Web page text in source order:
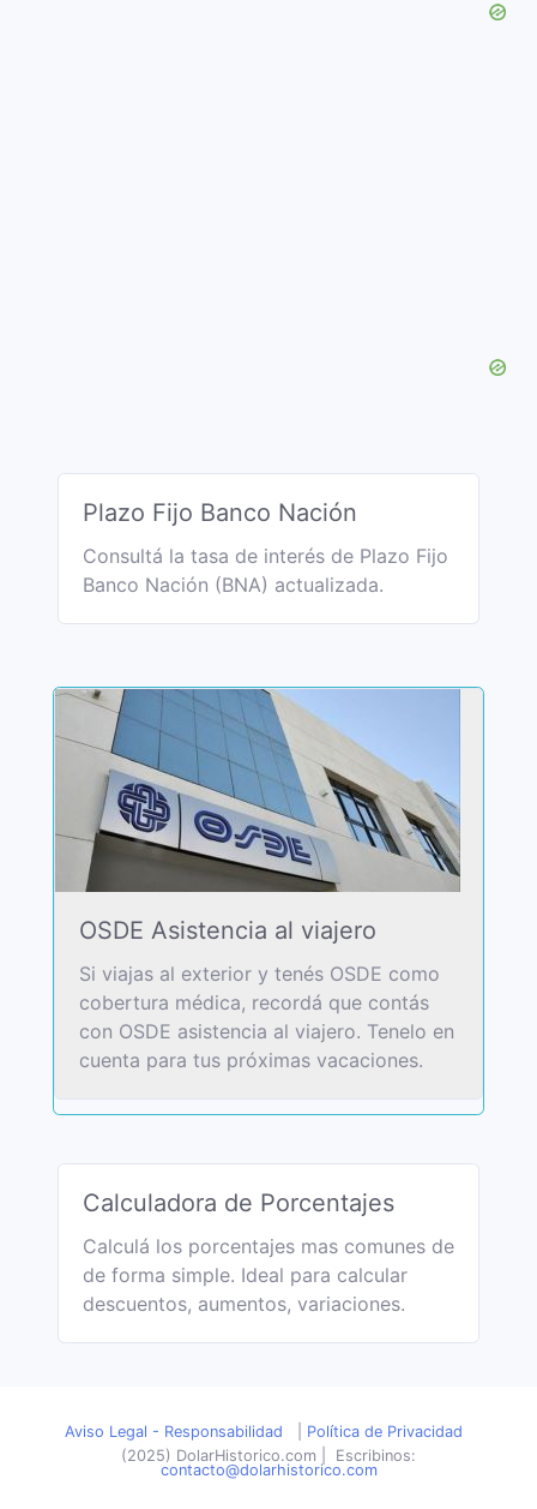
Plazo Fijo Banco Nación
Consultá la tasa de interés de Plazo Fijo
Banco Nación (BNA) actualizada.
OSDE Asistencia al viajero
Si viajas al exterior y tenés OSDE como
cobertura médica, recordá que contás
con OSDE asistencia al viajero. Tenelo en
cuenta para tus próximas vacaciones.
Calculadora de Porcentajes
Calculá los porcentajes mas comunes de
de forma simple. Ideal para calcular
descuentos, aumentos, variaciones.
Aviso Legal - Responsabilidad
Política de Privacidad
(2025) DolarHistorico.com
Escribinos:
contacto@dolarhistorico.com